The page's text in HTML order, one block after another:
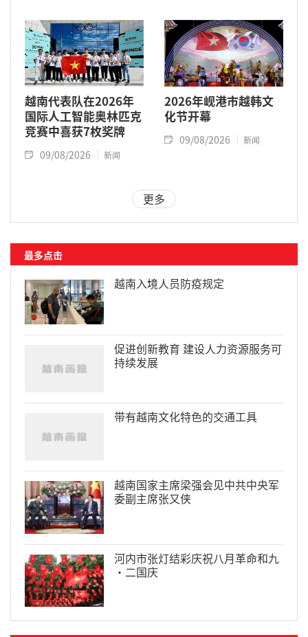
越南代表队在2026年
国际人工智能奥林匹克
竞赛中喜获7枚奖牌
09/08/2026 新闻
2026年岘港市越韩文
化节开幕
09/08/2026 新闻
更多
最多点击
越南入境人员防疫规定
促进创新教育 建设人力资源服务可
持续发展
带有越南文化特色的交通工具
越南国家主席梁强会见中共中央军
委副主席张又侠
河内市张灯结彩庆祝八月革命和九
·二国庆